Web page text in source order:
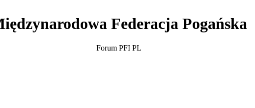
Federacja Pogańska
Forum PFI PL